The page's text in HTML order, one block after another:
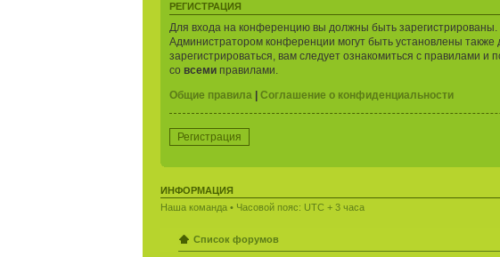
РЕГИСТРАЦИЯ
Для входа на конференцию вы должны быть зарегистрированы.
Администратором конференции могут быть установлены
зарегистрироваться, вам следует ознакомиться с правилами
со всеми правилами.
Общие правила | Соглашение о конфиденциальности
Регистрация
ИНФОРМАЦИЯ
Наша команда • Часовой пояс: UTC + 3 часа
Список форумов